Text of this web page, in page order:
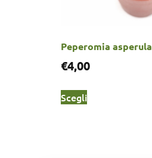
Peperomia asperula
€4,00
Scegli